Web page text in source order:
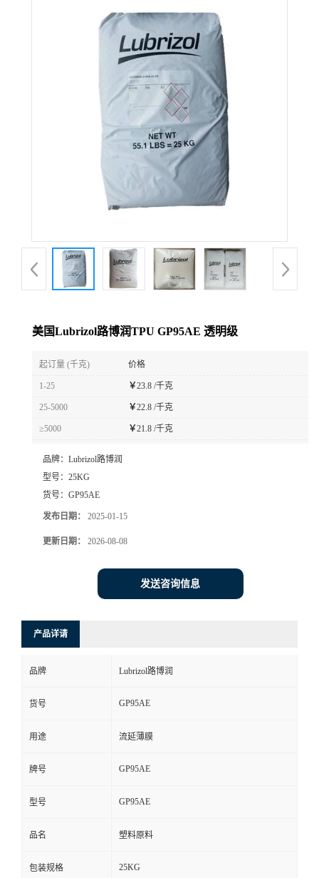
美国Lubrizol路博润TPU GP95AE 透明级
起订量 (千克) 价格
1-25 ￥23.8 /千克
25-5000 ￥22.8 /千克
≥5000 ￥21.8 /千克
品牌： Lubrizol路博润
型号： 25KG
货号： GP95AE
发布日期： 2025-01-15
更新日期： 2026-08-08
发送咨询信息
产品详请
品牌 Lubrizol路博润
货号 GP95AE
用途 流延薄膜
牌号 GP95AE
型号 GP95AE
品名 塑料原料
包装规格 25KG